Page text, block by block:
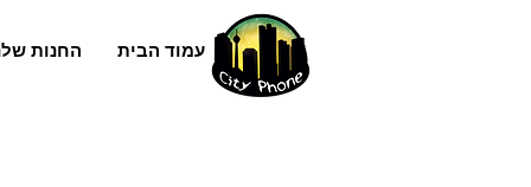
עמוד הבית החנות